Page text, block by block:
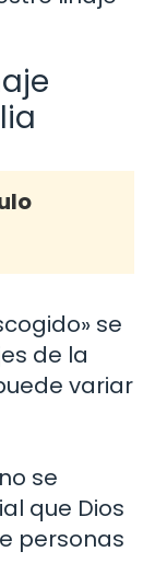
se
de la
variar
se
que Dios
personas